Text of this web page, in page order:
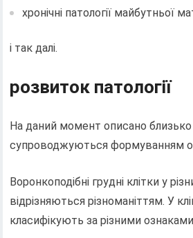
хронічні патології майбутньої
і так далі.
розвиток патології
На даний момент описано близько
супроводжуються формуванням
Воронкоподібні грудні клітки у
відрізняються різноманіттям. У
класифікують за різними